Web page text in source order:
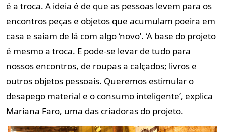
é a troca. A ideia é de que as pessoas levem para os
encontros peças e objetos que acumulam poeira em
casa e saiam de lá com algo ‘novo’. ‘A base do projeto
é mesmo a troca. E pode-se levar de tudo para
nossos encontros, de roupas a calçados; livros e
outros objetos pessoais. Queremos estimular o
desapego material e o consumo inteligente’, explica
Mariana Faro, uma das criadoras do projeto.